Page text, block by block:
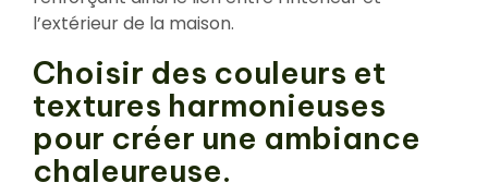
l’extérieur de la maison.
Choisir des couleurs et
textures harmonieuses
pour créer une ambiance
chaleureuse.